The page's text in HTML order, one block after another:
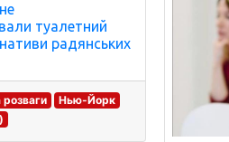
туалетний
радянських
Нью-Йорк